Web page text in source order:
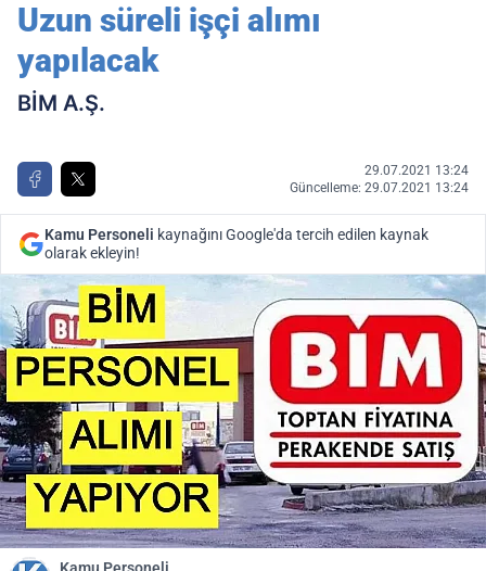
Uzun süreli işçi alımı
yapılacak
BİM A.Ş.
29.07.2021 13:24
Güncelleme: 29.07.2021 13:24
Kamu Personeli kaynağını Google'da tercih edilen kaynak
olarak ekleyin!